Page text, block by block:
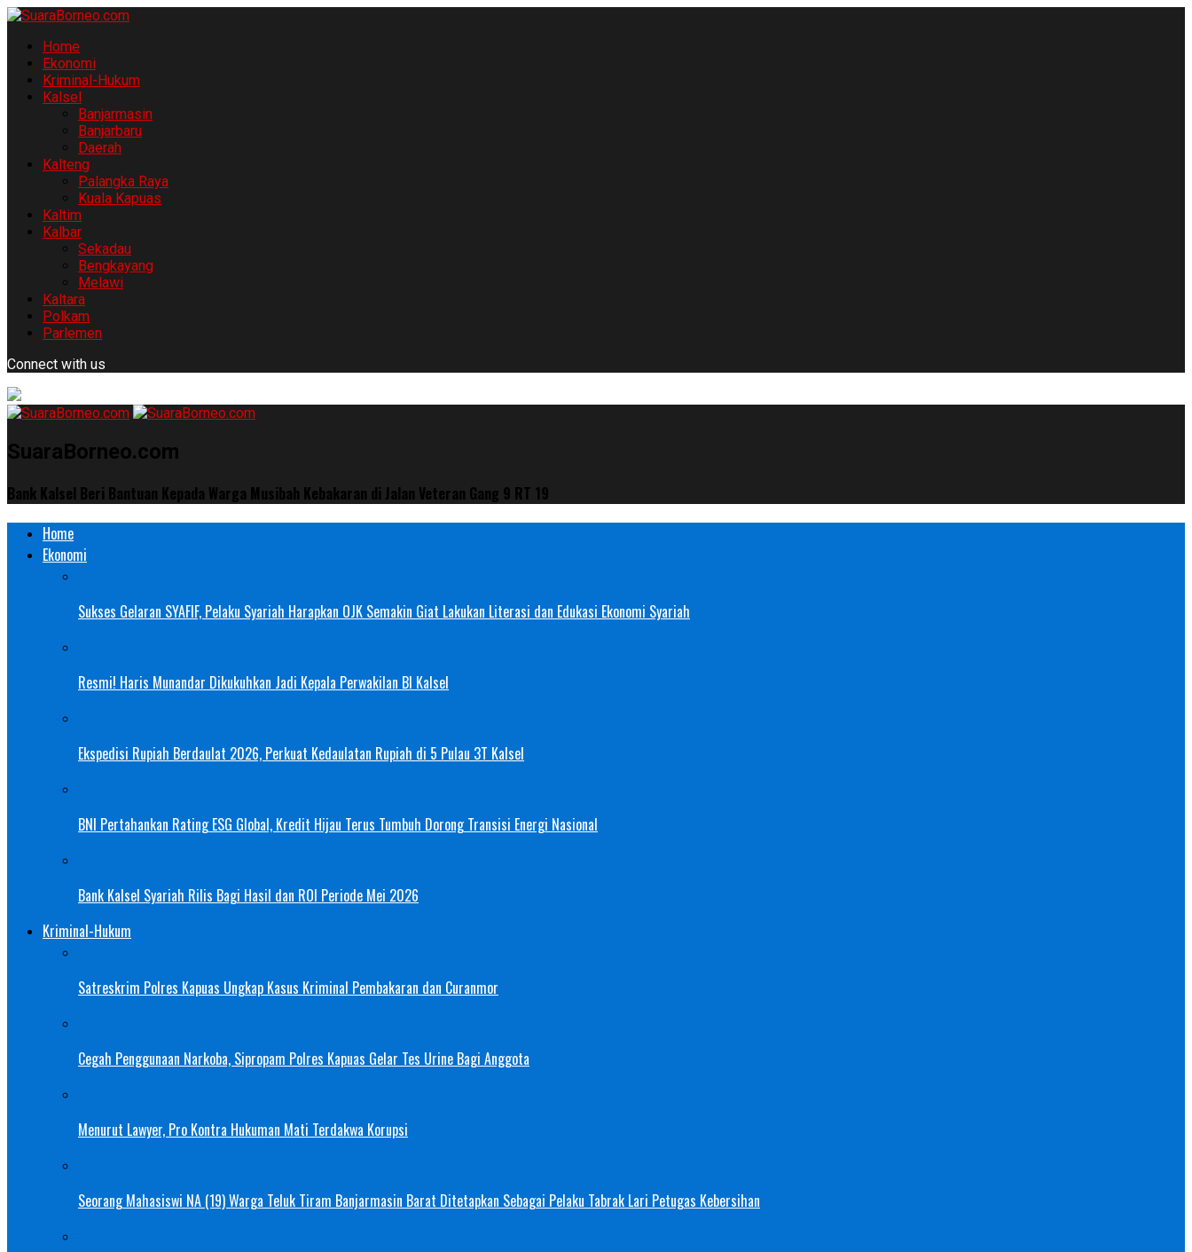
Home
Ekonomi
Kriminal-Hukum
Kalsel
Banjarmasin
Banjarbaru
Daerah
Kalteng
Palangka Raya
Kuala Kapuas
Kaltim
Kalbar
Sekadau
Bengkayang
Melawi
Kaltara
Polkam
Parlemen
Connect with us
SuaraBorneo.com
Bank Kalsel Beri Bantuan Kepada Warga Musibah Kebakaran di Jalan Veteran Gang 9 RT 19
Home
Ekonomi
Sukses Gelaran SYAFIF, Pelaku Syariah Harapkan OJK Semakin Giat Lakukan Literasi dan Edukasi Ekonomi Syariah
Resmi! Haris Munandar Dikukuhkan Jadi Kepala Perwakilan BI Kalsel
Ekspedisi Rupiah Berdaulat 2026, Perkuat Kedaulatan Rupiah di 5 Pulau 3T Kalsel
BNI Pertahankan Rating ESG Global, Kredit Hijau Terus Tumbuh Dorong Transisi Energi Nasional
Bank Kalsel Syariah Rilis Bagi Hasil dan ROI Periode Mei 2026
Kriminal-Hukum
Satreskrim Polres Kapuas Ungkap Kasus Kriminal Pembakaran dan Curanmor
Cegah Penggunaan Narkoba, Sipropam Polres Kapuas Gelar Tes Urine Bagi Anggota
Menurut Lawyer, Pro Kontra Hukuman Mati Terdakwa Korupsi
Seorang Mahasiswi NA (19) Warga Teluk Tiram Banjarmasin Barat Ditetapkan Sebagai Pelaku Tabrak Lari Petugas Kebersihan